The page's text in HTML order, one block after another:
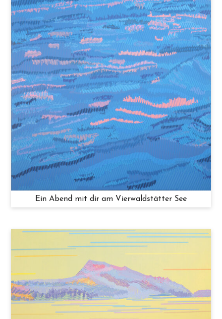
Ein Abend mit dir am Vierwaldstätter See